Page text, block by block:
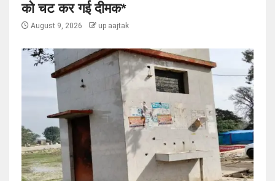
को चट कर गई दीमक*
August 9, 2026 up aajtak